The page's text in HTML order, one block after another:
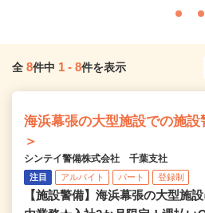
全 8件中 1 - 8件を表示
海浜幕張の大型施設での施設
＞
シンテイ警備株式会社 千葉支社
注目 アルバイト パート 登録制
【施設警備】海浜幕張の大型施